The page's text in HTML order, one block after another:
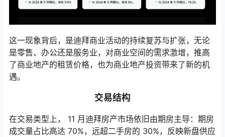
这一现象背后，是迪拜商业活动的持续复苏与扩张，无论
是零售、办公还是服务业，对商业空间的需求激增，推高
了商业地产的租赁价格，也为商业地产投资带来了新的机
遇。
交易结构
在交易类型上， 11 月迪拜房产市场依旧由期房主导：期房
成交量占比高达 70%，远超二手房的 30%，反映新盘供应